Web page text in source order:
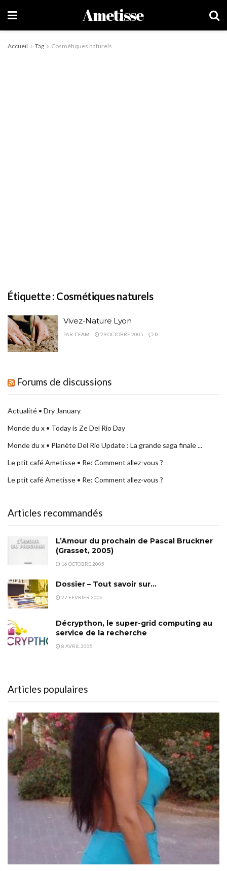
Ametisse
Accueil Tag Cosmétiques naturels
Étiquette : Cosmétiques naturels
Vivez-Nature Lyon
PAR TEAM 29 OCTOBRE 2005 0
Forums de discussions
Actualité • Dry January
Monde du x • Today is Ze Del Rio Day
Monde du x • Planète Del Rio Update : La grande saga finale ...
Le ptit café Ametisse • Re: Comment allez-vous ?
Le ptit café Ametisse • Re: Comment allez-vous ?
Articles recommandés
L’Amour du prochain de Pascal Bruckner
(Grasset, 2005)
16 OCTOBRE 2005
Dossier – Tout savoir sur…
27 FÉVRIER 2006
Décrypthon, le super-grid computing au
service de la recherche
8 AVRIL 2005
Articles populaires